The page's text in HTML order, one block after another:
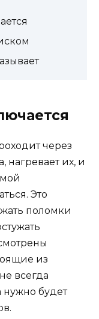
через
нагревает их, и
Это
поломки
из
всегда
нужно будет